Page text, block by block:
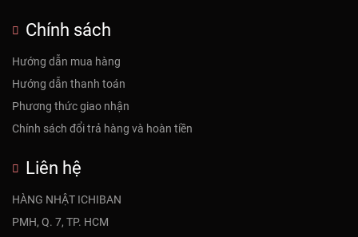
Chính sách
Hướng dẫn mua hàng
Hướng dẫn thanh toán
Phương thức giao nhận
Chính sách đổi trả hàng và hoàn tiền
Liên hệ
HÀNG NHẬT ICHIBAN
PMH, Q. 7, TP. HCM